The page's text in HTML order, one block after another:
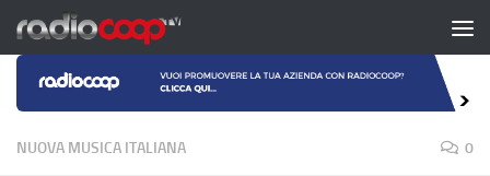
Salta al contenuto
NUOVA MUSICA ITALIANA 0